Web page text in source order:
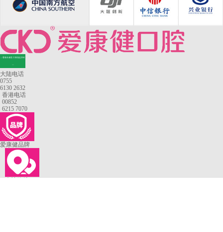
—香港长者医疗券指定牙科
大陆电话
0755
6130 2632
香港电话
00852
6215 7070
爱康健品牌